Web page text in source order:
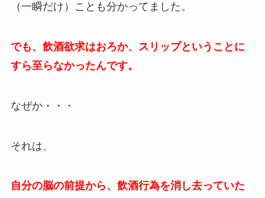
（一瞬だけ）ことも分かってました。
でも、飲酒欲求はおろか、スリップということに
すら至らなかったんです。
なぜか・・・
それは、
自分の脳の前提から、飲酒行為を消し去っていた